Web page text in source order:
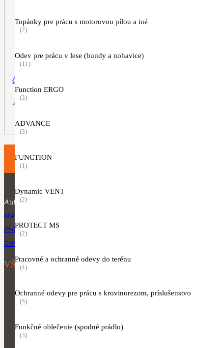
Čiapka „HERITAGE“
26,90
ZOBRAZIŤ VIAC
Load More
Topánky pre prácu s motorovou pílou a iné
(7)
Odev pre prácu v lese (bundy a nohavice)
(11)
Function ERGO
(3)
ADVANCE
(3)
FUNCTION
(1)
Dynamic VENT
(2)
PROTECT MS
(2)
Pracovné a ochranné odevy do terénu
(4)
Ochranné odevy pre prácu s krovinorezom, príslušenstvo
(5)
Funkčné oblečenie (spodné prádlo)
(3)
Autorizovaný predajca produktov značky STIHL.
MARTINA RÁZUSA 1134, 010 01 ŽILINA
PHUJIK@GMAIL.COM
0904 954 064
VŠETKY KATEGÓRIE
Vyžínače a krovinorezy
Náradie pre starostlivosť o porasty